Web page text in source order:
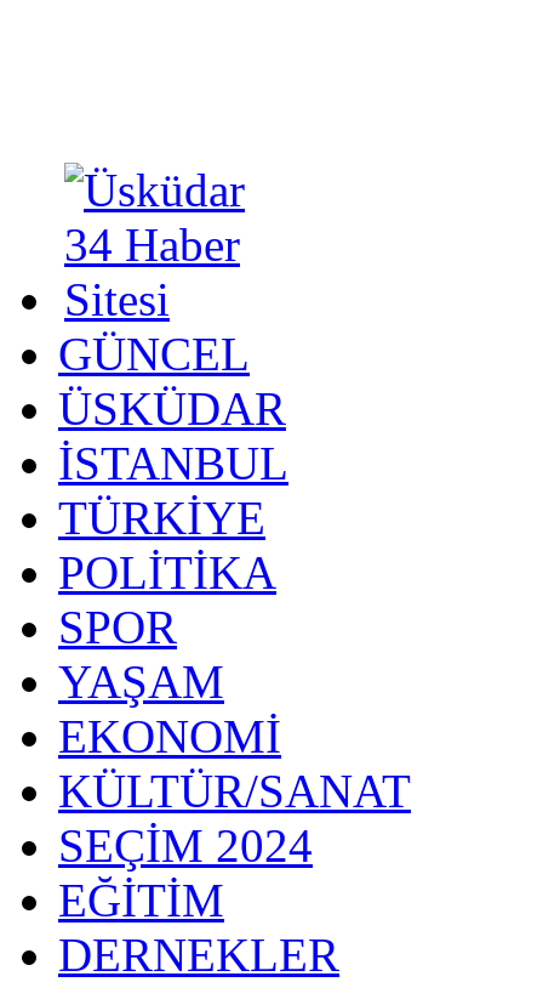
GÜNCEL
ÜSKÜDAR
İSTANBUL
TÜRKİYE
POLİTİKA
SPOR
YAŞAM
EKONOMİ
KÜLTÜR/SANAT
SEÇİM 2024
EĞİTİM
DERNEKLER